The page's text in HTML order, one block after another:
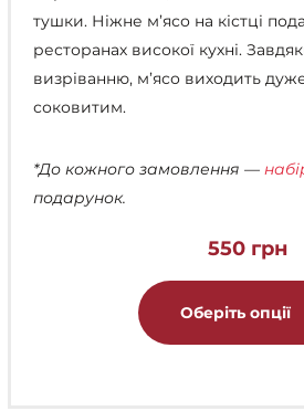
тушки. Ніжне м’ясо на кістці
ресторанах високої кухні.
визріванню, м’ясо виходить
соковитим.
*До кожного замовлення —
подарунок.
550 грн
Оберіть опції